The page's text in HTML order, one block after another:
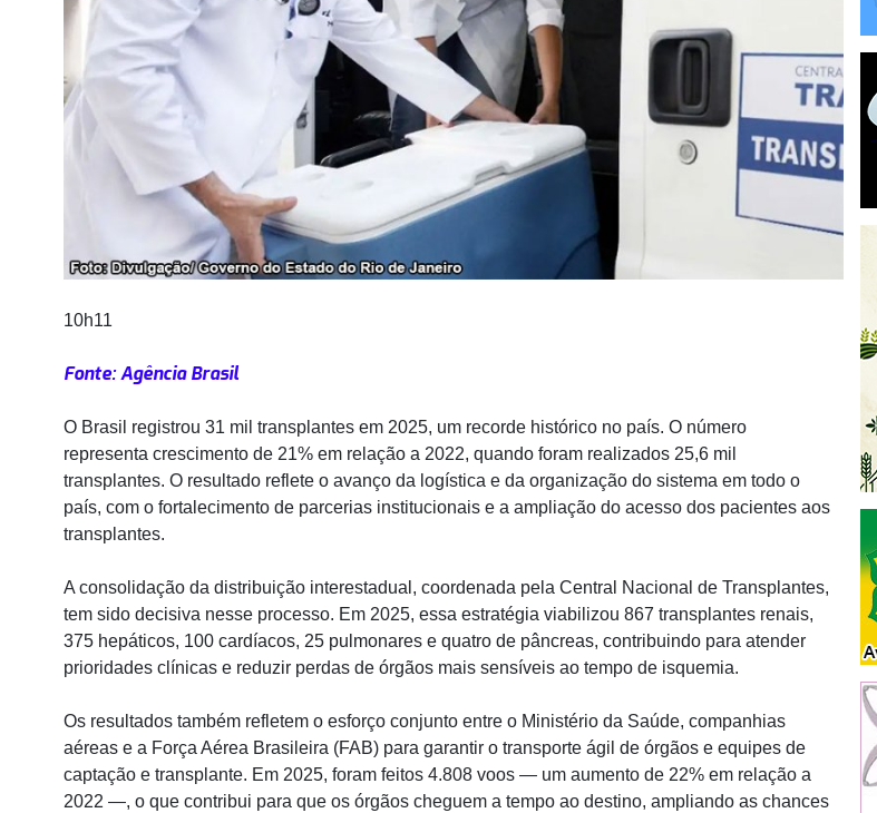
10h11
Fonte: Agência Brasil
O Brasil registrou 31 mil transplantes em 2025, um recorde histórico no país. O número
representa crescimento de 21% em relação a 2022, quando foram realizados 25,6 mil
transplantes. O resultado reflete o avanço da logística e da organização do sistema em todo o
país, com o fortalecimento de parcerias institucionais e a ampliação do acesso dos pacientes aos
transplantes.
A consolidação da distribuição interestadual, coordenada pela Central Nacional de Transplantes,
tem sido decisiva nesse processo. Em 2025, essa estratégia viabilizou 867 transplantes renais,
375 hepáticos, 100 cardíacos, 25 pulmonares e quatro de pâncreas, contribuindo para atender
prioridades clínicas e reduzir perdas de órgãos mais sensíveis ao tempo de isquemia.
Os resultados também refletem o esforço conjunto entre o Ministério da Saúde, companhias
aéreas e a Força Aérea Brasileira (FAB) para garantir o transporte ágil de órgãos e equipes de
captação e transplante. Em 2025, foram feitos 4.808 voos — um aumento de 22% em relação a
2022 —, o que contribui para que os órgãos cheguem a tempo ao destino, ampliando as chances